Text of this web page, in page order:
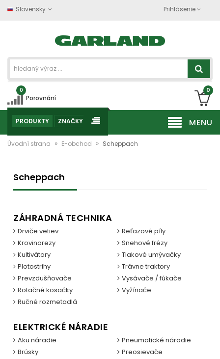
Slovensky Prihlásenie
0
Porovnání
0
MENU
PRODUKTY ZNAČKY
Úvodní strana » E-obchod » Scheppach
Scheppach
ZÁHRADNÁ TECHNIKA
Drviče vetiev
Krovinorezy
Kultivátory
Plotostrihy
Prevzdušňovače
Rotačné kosačky
Ručné rozmetadlá
Reťazové píly
Snehové frézy
Tlakové umývačky
Trávne traktory
Vysávače / fúkače
Vyžínače
ELEKTRICKÉ NÁRADIE
Aku náradie
Brúsky
Pneumatické náradie
Preosievače